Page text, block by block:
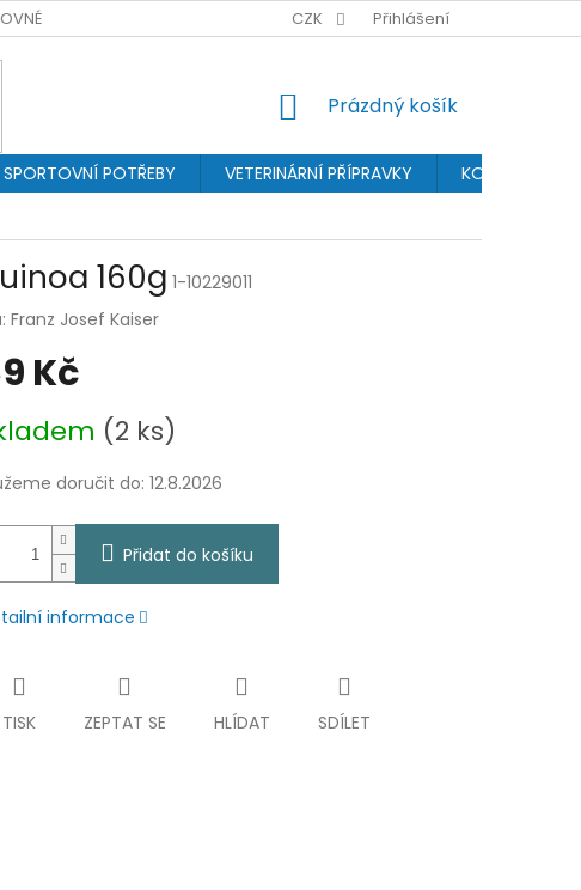
PROVIZNÍ SYSTÉM OCHRANA
CZK Přihlášení
NÁKUPNÍ
Prázdný košík
SPORTOVNÍ POTŘEBY VETERINÁRNÍ PŘÍPRAVKY
KOSMETIKA
160g 1-10229011
Franz Josef Kaiser
Kč
(2 ks)
doručit do: 12.8.2026
Přidat do košíku
informace
TISK ZEPTAT SE HLÍDAT SDÍLET